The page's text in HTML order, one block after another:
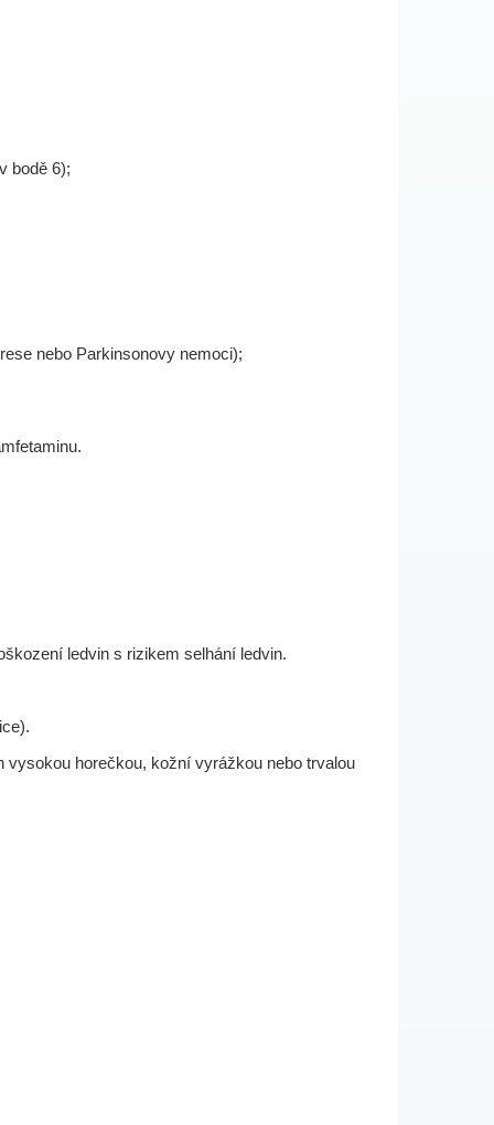
bodě 6);
nebo Parkinsonovy nemoci);
ledvin s rizikem selhání ledvin.
horečkou, kožní vyrážkou nebo trvalou